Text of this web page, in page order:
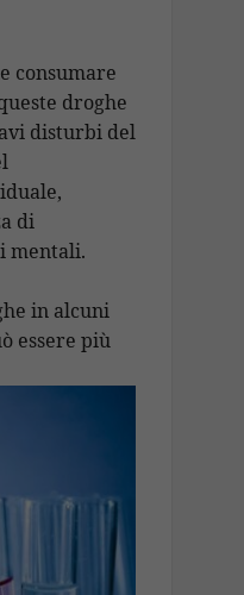
consumare
droghe
disturbi del
di
mentali.
in alcuni
essere più